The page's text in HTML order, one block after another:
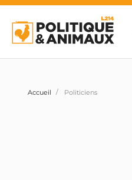
Accueil Politiciens